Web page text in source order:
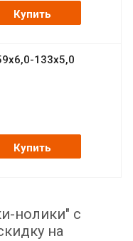
Купить
133х5,0
Купить
нолики" с
на